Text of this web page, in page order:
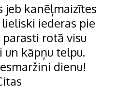
jeb kanēļmaizītes
iederas pie
parasti rotā visu
un kāpņu telpu.
dienu!